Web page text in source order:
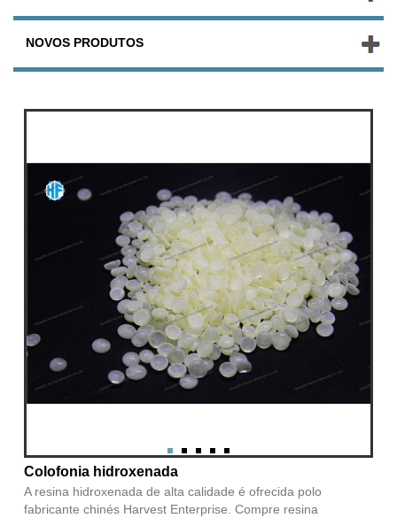
NOVOS PRODUTOS
Colofonia hidroxenada
A resina hidroxenada de alta calidade é ofrecida polo
fabricante chinés Harvest Enterprise. Compre resina